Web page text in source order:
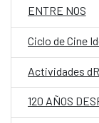
ENTRE NOS
Ciclo de Cine
Actividades
120 AÑOS